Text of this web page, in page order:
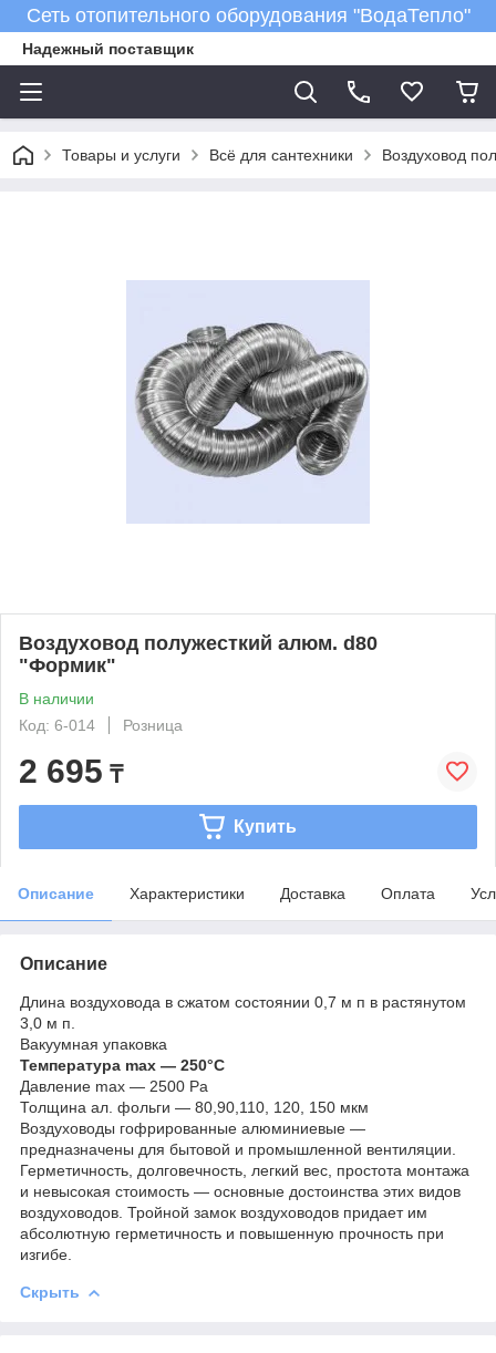
Сеть отопительного оборудования "ВодаТепло"
Надежный поставщик
Товары и услуги Всё для сантехники Воздуховод
Воздуховод полужесткий алюм. d80
"Формик"
В наличии
Код: 6-014
Розница
2 695 ₸
Купить
Описание Характеристики Доставка Оплата
Описание
Длина воздуховода в сжатом состоянии 0,7 м п в растянутом
3,0 м п.
Вакуумная упаковка
Температура max ― 250°С
Давление max ― 2500 Ра
Толщина ал. фольги ― 80,90,110, 120, 150 мкм
Воздуховоды гофрированные алюминиевые ―
предназначены для бытовой и промышленной вентиляции.
Герметичность, долговечность, легкий вес, простота монтажа
и невысокая стоимость ― основные достоинства этих видов
воздуховодов. Тройной замок воздуховодов придает им
абсолютную герметичность и повышенную прочность при
изгибе.
Скрыть